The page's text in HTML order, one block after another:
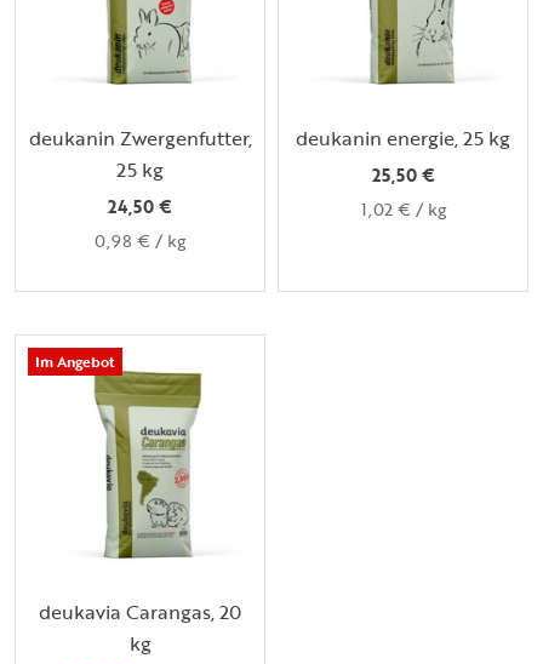
deukanin Zwergenfutter,
25 kg
24,50 €
0,98 € / kg
deukanin energie, 25 kg
25,50 €
1,02 € / kg
Im Angebot
deukavia Carangas, 20
kg